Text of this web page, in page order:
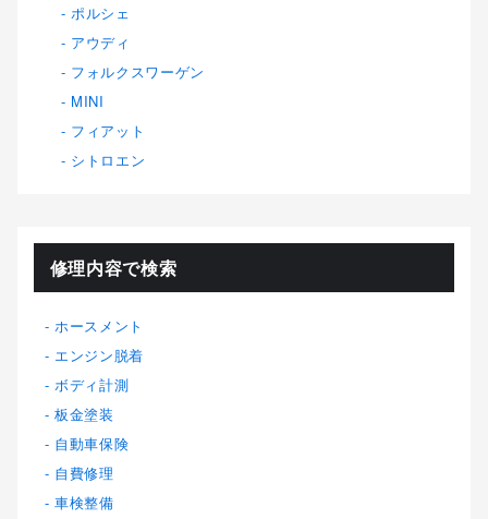
ポルシェ
アウディ
フォルクスワーゲン
MINI
フィアット
シトロエン
修理内容で検索
ホースメント
エンジン脱着
ボディ計測
板金塗装
自動車保険
自費修理
車検整備